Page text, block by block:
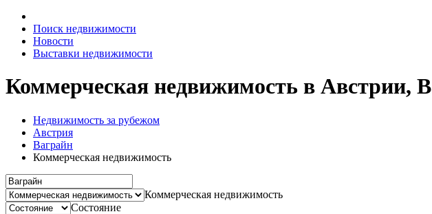
Поиск недвижимости
Новости
Выставки недвижимости
Коммерческая недвижимость в Австрии,
Недвижимость за рубежом
Австрия
Ваграйн
Коммерческая недвижимость
Коммерческая недвижимость
Состояние